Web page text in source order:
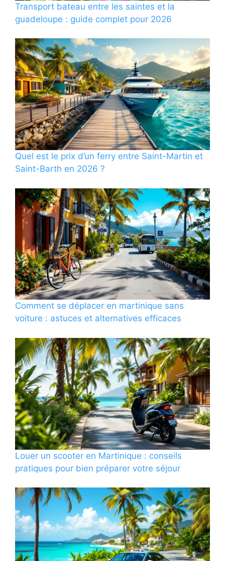
Transport bateau entre les saintes et la
guadeloupe : guide complet pour 2026
Quel est le prix d’un ferry entre Saint-Martin et
Saint-Barth en 2026 ?
Comment se déplacer en martinique sans
voiture : astuces et alternatives efficaces
Louer un scooter en Martinique : conseils
pratiques pour bien préparer votre séjour